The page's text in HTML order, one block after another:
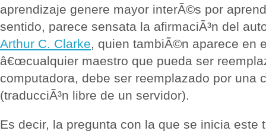
aprendizaje genere mayor interÃ©s por
sentido, parece sensata la afirmaciÃ³n del
Arthur C. Clarke, quien tambiÃ©n aparece en
â€œcualquier maestro que pueda ser
computadora, debe ser reemplazado por una
(traducciÃ³n libre de un servidor).
Es decir, la pregunta con la que se inicia este